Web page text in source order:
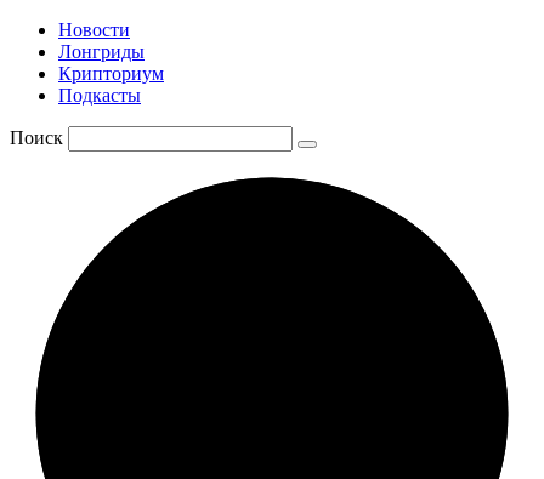
Новости
Лонгриды
Крипториум
Подкасты
Поиск